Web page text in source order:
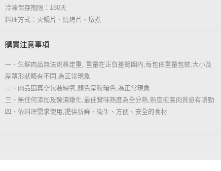
冷凍保存期限：180天
料理方式：火鍋片、燒烤片、燉煮
購買注意事項
一、生鮮肉品無法規格定重, 重量在正負差範圍內,每包依重量包裝,大小及
厚薄形狀略有不同,為正常現象
二、肉品因真空包裝缺氧,顏色呈較暗色,為正常現象
三、無任何添加及醃漬嫩化,最佳賞味熟度為全分熟,熟度愈高肉質愈有嚼勁
四、依料理需求使用,提供新鮮、衛生、方便、安全的食材